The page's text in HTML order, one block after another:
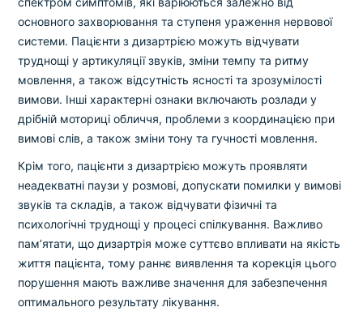
основного захворювання та ступеня ураження нервової
системи. Пацієнти з дизартрією можуть відчувати
труднощі у артикуляції звуків, зміни темпу та ритму
мовлення, а також відсутність ясності та зрозумілості
вимови. Інші характерні ознаки включають розлади у
дрібній моториці обличчя, проблеми з координацією при
вимові слів, а також зміни тону та гучності мовлення.
Крім того, пацієнти з дизартрією можуть проявляти
неадекватні паузи у розмові, допускати помилки у вимові
звуків та складів, а також відчувати фізичні та
психологічні труднощі у процесі спілкування. Важливо
пам’ятати, що дизартрія може суттєво впливати на якість
життя пацієнта, тому раннє виявлення та корекція цього
порушення мають важливе значення для забезпечення
оптимального результату лікування.